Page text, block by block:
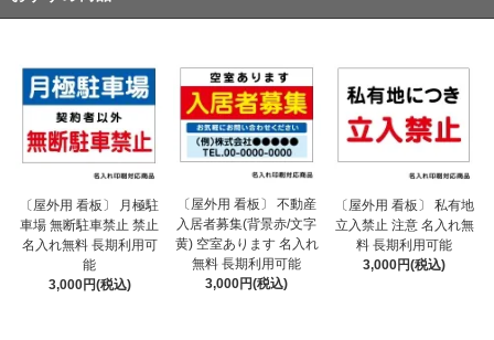
〔屋外用 看板〕 月極駐
車場 無断駐車禁止 禁止
名入れ無料 長期利用可
能
3,000円(税込)
〔屋外用 看板〕 不動産
入居者募集(背景赤/文字
黄) 空室あります 名入れ
無料 長期利用可能
3,000円(税込)
〔屋外用 看板〕 私有地
立入禁止 注意 名入れ無
料 長期利用可能
3,000円(税込)